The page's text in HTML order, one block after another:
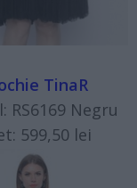
TinaR
RS6169 Negru
599,50 lei